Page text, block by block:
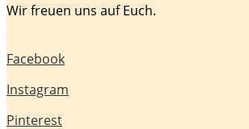
Wir freuen uns auf Euch.
Facebook
Instagram
Pinterest